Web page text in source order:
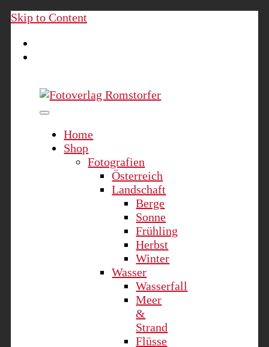
Skip to Content
Home
Shop
Fotografien
Österreich
Landschaft
Berge
Sonne
Frühling
Herbst
Winter
Wasser
Wasserfall
Meer
&
Strand
Flüsse